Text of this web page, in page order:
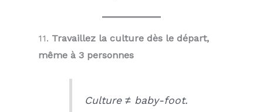
11. Travaillez la culture dès le départ,
même à 3 personnes
Culture ≠ baby-foot.